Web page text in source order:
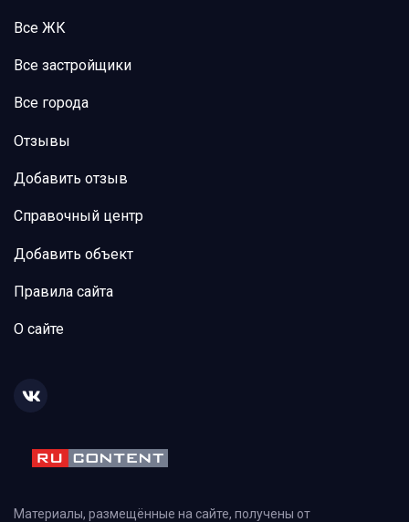
Все ЖК
Все застройщики
Все города
Отзывы
Добавить отзыв
Справочный центр
Добавить объект
Правила сайта
О сайте
Материалы, размещённые на сайте, получены от